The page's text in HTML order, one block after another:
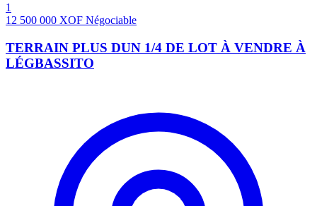
1
12 500 000 XOF Négociable
TERRAIN PLUS DUN 1/4 DE LOT À VENDRE À
LÉGBASSITO